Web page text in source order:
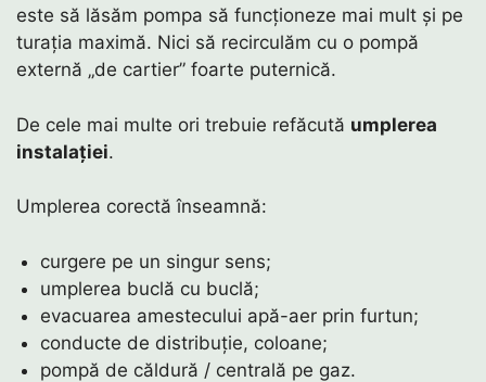
este să lăsăm pompa să funcționeze mai mult și pe
turația maximă. Nici să recirculăm cu o pompă
externă „de cartier” foarte puternică.
De cele mai multe ori trebuie refăcută umplerea
instalației.
Umplerea corectă înseamnă:
curgere pe un singur sens;
umplerea buclă cu buclă;
evacuarea amestecului apă-aer prin furtun;
conducte de distribuție, coloane;
pompă de căldură / centrală pe gaz.